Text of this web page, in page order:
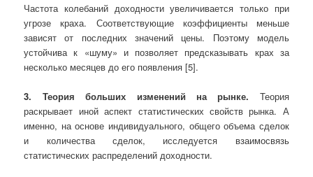
Частота колебаний доходности увеличивается только при
угрозе краха. Соответствующие коэффициенты меньше
зависят от последних значений цены. Поэтому модель
устойчива к «шуму» и позволяет предсказывать крах за
несколько месяцев до его появления [5].
3. Теория больших изменений на рынке. Теория
раскрывает иной аспект статистических свойств рынка. А
именно, на основе индивидуального, общего объема сделок
и количества сделок, исследуется взаимосвязь
статистических распределений доходности.